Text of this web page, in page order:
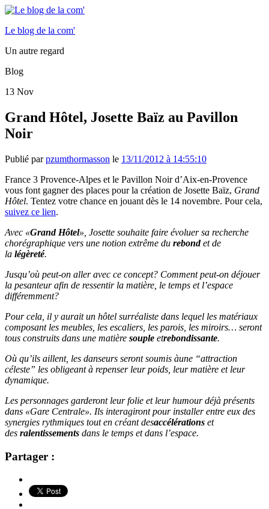
Le blog de la com'
Un autre regard
Blog
13 Nov
Grand Hôtel, Josette Baïz au Pavillon
Noir
Publié parpzumthormasson le 13/11/2012 à 14:55:10
France 3 Provence-Alpes et le Pavillon Noir d’Aix-en-Provence
vous font gagner des places pour la création de Josette Baïz, Grand
Hôtel. Tentez votre chance en jouant dès le 14 novembre. Pour cela,
suivez ce lien.
Avec «Grand Hôtel», Josette souhaite faire évoluer sa recherche
chorégraphique vers une notion extrême du rebondet de
la légèreté.
Jusqu’où peut-on aller avec ce concept? Comment peut-on déjouer
la pesanteur afin de ressentir la matière, le temps et l’espace
différemment?
Pour cela, il y aurait un hôtel surréaliste dans lequel les matériaux
composant les meubles, les escaliers, les parois, les miroirs… seront
tous construits dans une matière souple etrebondissante.
Où qu’ils aillent, les danseurs seront soumis àune “attraction
céleste” les obligeant à repenser leur poids, leur matière et leur
dynamique.
Les personnages garderont leur folie et leur humour déjà présents
dans «Gare Centrale». Ils interagiront pour installer entre eux des
synergies rythmiques tout en créant desaccélérations et
des ralentissements dans le temps et dans l’espace.
Partager :